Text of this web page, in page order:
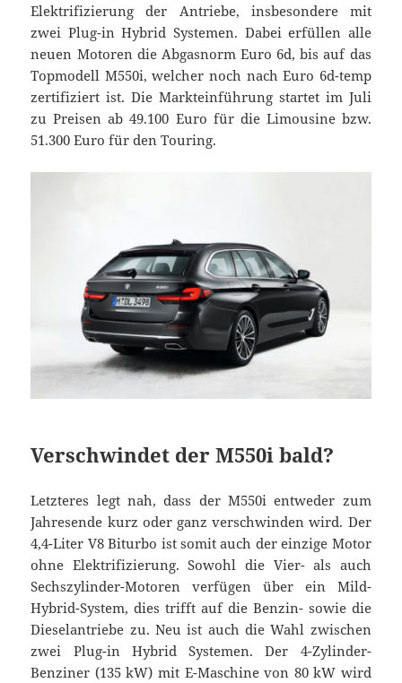
Elektrifizierung der Antriebe, insbesondere mit
zwei Plug-in Hybrid Systemen. Dabei erfüllen alle
neuen Motoren die Abgasnorm Euro 6d, bis auf das
Topmodell M550i, welcher noch nach Euro 6d-temp
zertifiziert ist. Die Markteinführung startet im Juli
zu Preisen ab 49.100 Euro für die Limousine bzw.
51.300 Euro für den Touring.
Verschwindet der M550i bald?
Letzteres legt nah, dass der M550i entweder zum
Jahresende kurz oder ganz verschwinden wird. Der
4,4-Liter V8 Biturbo ist somit auch der einzige Motor
ohne Elektrifizierung. Sowohl die Vier- als auch
Sechszylinder-Motoren verfügen über ein Mild-
Hybrid-System, dies trifft auf die Benzin- sowie die
Dieselantriebe zu. Neu ist auch die Wahl zwischen
zwei Plug-in Hybrid Systemen. Der 4-Zylinder-
Benziner (135 kW) mit E-Maschine von 80 kW wird